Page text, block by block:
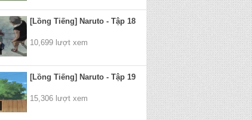
[Lồng Tiếng] Naruto - Tập 18
10,699 lượt xem
[Lồng Tiếng] Naruto - Tập 19
15,306 lượt xem